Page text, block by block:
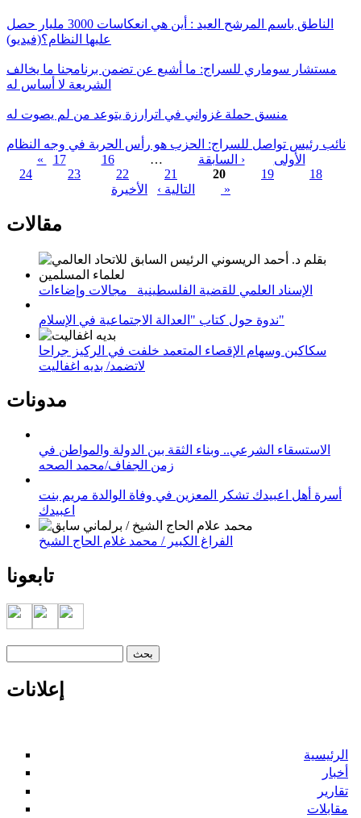
الناطق باسم المرشح العيد : أين هي انعكاسات 3000 مليار حصل
عليها النظام؟(فيديو)
مستشار سوماري للسراج: ما أشيع عن تضمن برنامجنا ما يخالف
الشريعة لا أساس له
منسق حملة غزواني في اترارزة يتوعد من لم يصوت له
نائب رئيس تواصل للسراج: الحزب هو رأس الحربة في وجه النظام
الصفحات
« الأولى ‹ السابقة …
16
17
18
19
20
21
22
23
24
التالية ›
الأخيرة »
مقالات
الإسناد العلمي للقضية الفلسطينية_ مجالات وإضاءات
ندوة حول كتاب "العدالة الاجتماعية في الإسلام"
سكاكين وسهام الإقصاء المتعمد خلفت في الركيز جراحا
لاتضمد/ بديه اغفاليت
مدونات
الاستسقاء الشرعي.. وبناء الثقة بين الدولة والمواطن في
زمن الجفاف/محمد الصحه
أسرة أهل اعبيدك تشكر المعزين في وفاة الوالدة مريم بنت
اعبيدك
الفراغ الكبير / محمد غلام الحاج الشيخ
تابعونا
إعلانات
الرئيسية
أخبار
تقارير
مقابلات